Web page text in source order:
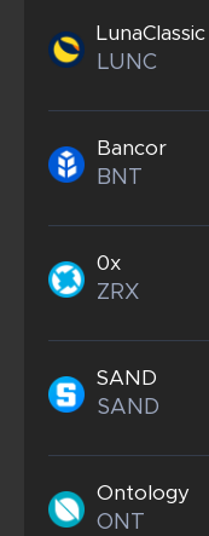
LunaClassic
LUNC
Bancor
BNT
0x
ZRX
SAND
SAND
Ontology
ONT